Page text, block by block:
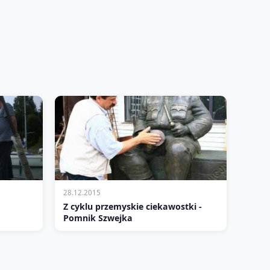
28.12.2015
Z cyklu przemyskie ciekawostki -
Pomnik Szwejka